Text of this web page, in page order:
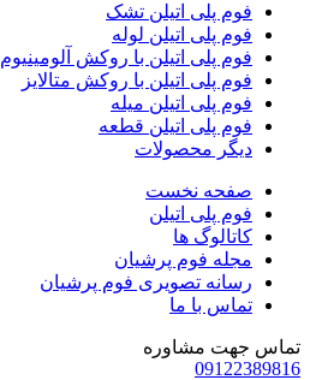
Hacklink panel
Hacklink panel
Hacklink panel
Hacklink panel
Hacklink panel
Hacklink panel
Hacklink panel
Hacklink panel
Hacklink panel
فوم پلی اتیلن تشک
فوم پلی اتیلن لوله
فوم پلی اتیلن با روکش آلومینیوم
فوم پلی اتیلن با روکش متالایز
فوم پلی اتیلن میله
فوم پلی اتیلن قطعه
دیگر محصولات
صفحه نخست
فوم پلی اتیلن
کاتالوگ ها
مجله فوم پرشیان
رسانه تصویری فوم پرشیان
تماس با ما
تماس جهت مشاوره
09122389816